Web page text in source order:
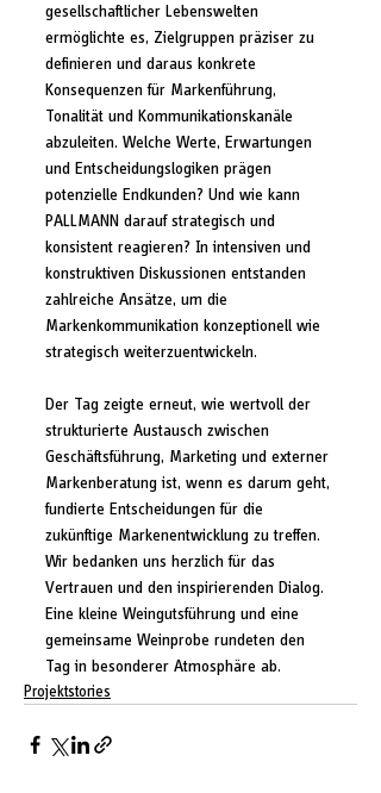
gesellschaftlicher Lebenswelten
ermöglichte es, Zielgruppen präziser zu
definieren und daraus konkrete
Konsequenzen für Markenführung,
Tonalität und Kommunikationskanäle
abzuleiten. Welche Werte, Erwartungen
und Entscheidungslogiken prägen
potenzielle Endkunden? Und wie kann
PALLMANN darauf strategisch und
konsistent reagieren? In intensiven und
konstruktiven Diskussionen entstanden
zahlreiche Ansätze, um die
Markenkommunikation konzeptionell wie
strategisch weiterzuentwickeln.
Der Tag zeigte erneut, wie wertvoll der
strukturierte Austausch zwischen
Geschäftsführung, Marketing und externer
Markenberatung ist, wenn es darum geht,
fundierte Entscheidungen für die
zukünftige Markenentwicklung zu treffen.
Wir bedanken uns herzlich für das
Vertrauen und den inspirierenden Dialog.
Eine kleine Weingutsführung und eine
gemeinsame Weinprobe rundeten den
Tag in besonderer Atmosphäre ab.
Projektstories